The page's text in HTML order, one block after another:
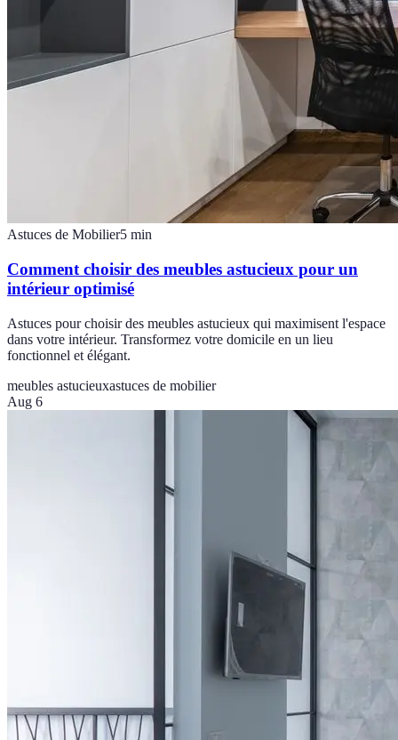
Astuces de Mobilier5 min
Comment choisir des meubles astucieux pour un
intérieur optimisé
Astuces pour choisir des meubles astucieux qui maximisent l'espace
dans votre intérieur. Transformez votre domicile en un lieu
fonctionnel et élégant.
meubles astucieuxastuces de mobilier
Aug 6